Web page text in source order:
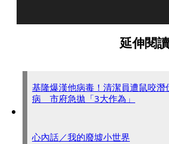
延伸閱讀
基隆爆漢他病毒！清潔員遭鼠咬潛
病 市府急拋「3大作為」
心內話／我的廢墟小世界